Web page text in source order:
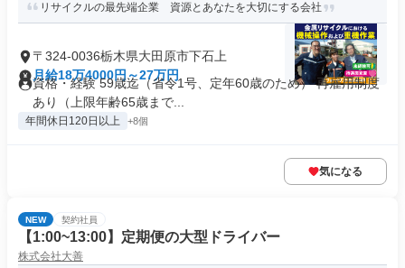
リサイクルの最先端企業 資源とあなたを大切にする会社
〒324-0036栃木県大田原市下石上
月給18万4000円～27万円
資格・経験 59歳迄（省令1号、定年60歳のため） 再雇用制度
あり（上限年齢65歳まで...
年間休日120日以上 +8個
気になる
NEW 契約社員
【1:00~13:00】定期便の大型ドライバー
株式会社大善